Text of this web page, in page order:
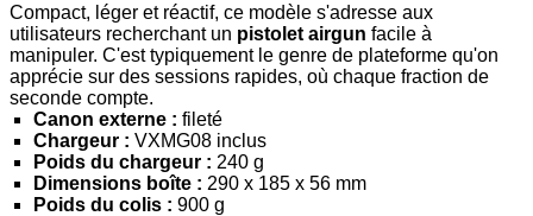
Compact, léger et réactif, ce modèle s'adresse aux
utilisateurs recherchant un pistolet airgun facile à
manipuler. C'est typiquement le genre de plateforme qu'on
apprécie sur des sessions rapides, où chaque fraction de
seconde compte.
Canon externe : fileté
Chargeur : VXMG08 inclus
Poids du chargeur : 240 g
Dimensions boîte : 290 x 185 x 56 mm
Poids du colis : 900 g